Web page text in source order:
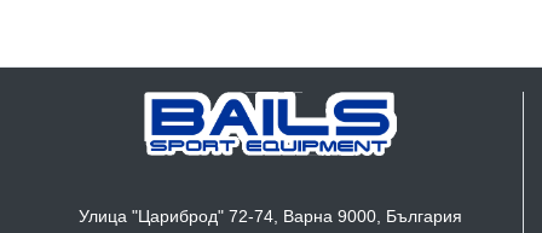
Улица "Цариброд" 72-74, Варна 9000, България